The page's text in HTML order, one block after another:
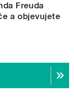
Freuda
a objevujete